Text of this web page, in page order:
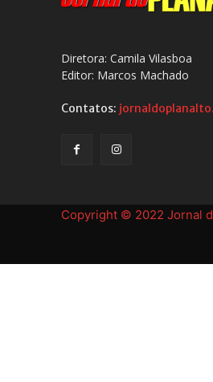
Diretora: Camila Vilasboa
Editor: Marcos Machado
Contatos:
Copyright © 2022 Jornal